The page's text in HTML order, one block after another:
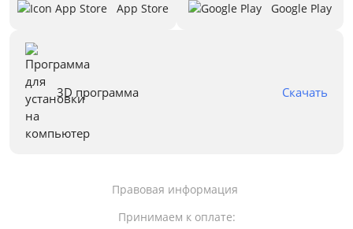
App Store Google Play
3D программа Скачать
Принимаем к оплате:
Правовая информация